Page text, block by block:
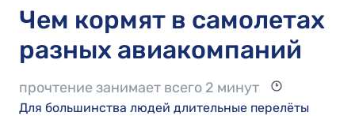
Чем кормят в самолетах
разных авиакомпаний
прочтение занимает всего 2 минут
Для большинства людей длительные перелёты